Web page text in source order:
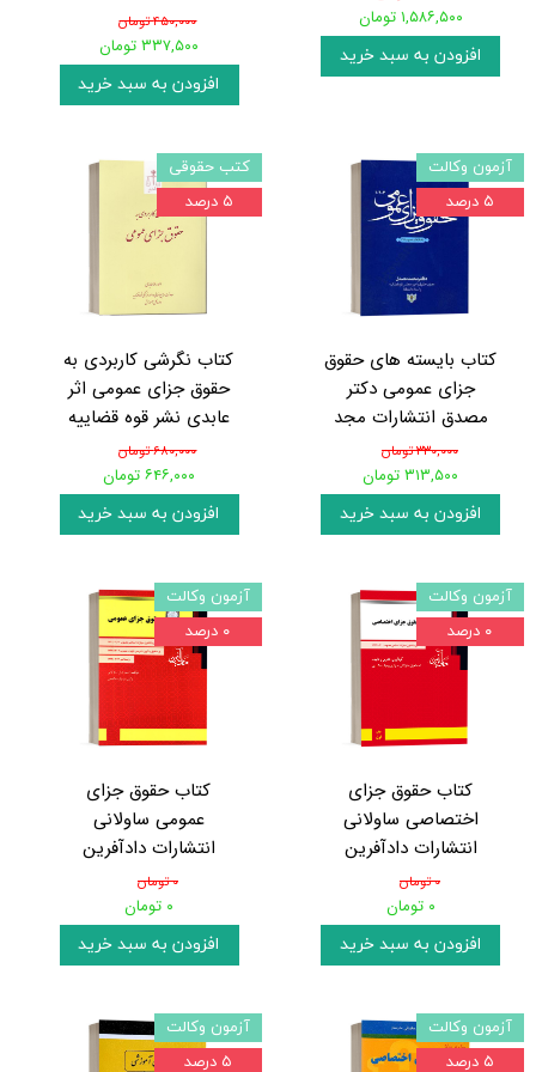
۱,۵۸۶,۵۰۰ تومان
افزودن به سبد خرید
۴۵۰,۰۰۰ تومان
۳۳۷,۵۰۰ تومان
افزودن به سبد خرید
کتاب بایسته های حقوق
جزای عمومی دکتر
مصدق انتشارات مجد
۳۳۰,۰۰۰ تومان
۳۱۳,۵۰۰ تومان
افزودن به سبد خرید
آزمون وکالت
۵ درصد
کتاب نگرشی کاربردی به
حقوق جزای عمومی اثر
عابدی نشر قوه قضاییه
۶۸۰,۰۰۰ تومان
۶۴۶,۰۰۰ تومان
افزودن به سبد خرید
کتب حقوقی
۵ درصد
کتاب حقوق جزای
اختصاصی ساولانی
انتشارات دادآفرین
۰ تومان
۰ تومان
افزودن به سبد خرید
آزمون وکالت
۰ درصد
کتاب حقوق جزای
عمومی ساولانی
انتشارات دادآفرین
۰ تومان
۰ تومان
افزودن به سبد خرید
آزمون وکالت
۰ درصد
آزمون وکالت
۵ درصد
آزمون وکالت
۵ درصد